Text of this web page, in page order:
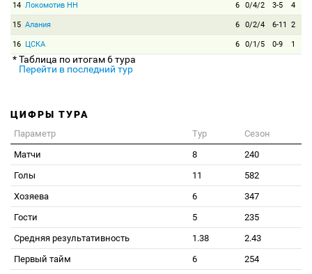
14 Локомотив НН 6 0/4/2 3-5 4
15 Алания 6 0/2/4 6-11 2
16 ЦСКА 6 0/1/5 0-9 1
* Таблица по итогам 6 тура
Перейти в последний тур
ЦИФРЫ ТУРА
Параметр Тур
Сезон
Матчи
8
240
Голы
11
582
Хозяева
6
347
Гости
5
235
Средняя результативность
1.38
2.43
Первый тайм
6
254